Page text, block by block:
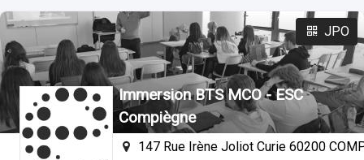
JPO
Immersion BTS MCO - ESC
Compiègne
147 Rue Irène Joliot Curie 60200